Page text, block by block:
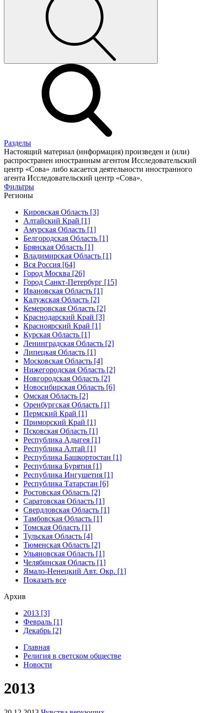
Разделы
Настоящий материал (информация) произведен и (или)
распространен иностранным агентом Исследовательский
центр «Сова» либо касается деятельности иностранного
агента Исследовательский центр «Сова».
Фильтры
Регионы
Кировская Область [3]
Алтайский Край [1]
Амурская Область [1]
Белгородская Область [1]
Брянская Область [1]
Владимирская Область [1]
Вся Россия [64]
Город Москва [26]
Город Санкт-Петербург [15]
Ивановская Область [1]
Калужская Область [2]
Кемеровская Область [2]
Краснодарский Край [3]
Красноярский Край [1]
Курская Область [1]
Ленинградская Область [2]
Липецкая Область [1]
Московская Область [4]
Нижегородская Область [2]
Новгородская Область [2]
Новосибирская Область [6]
Омская Область [2]
Оренбургская Область [1]
Пермский Край [1]
Приморский Край [1]
Псковская Область [1]
Республика Адыгея [1]
Республика Алтай [1]
Республика Башкортостан [1]
Республика Бурятия [1]
Республика Ингушетия [1]
Республика Татарстан [6]
Ростовская Область [2]
Саратовская Область [1]
Свердловская Область [1]
Тамбовская Область [1]
Томская Область [1]
Тульская Область [4]
Тюменская Область [2]
Ульяновская Область [1]
Челябинская Область [1]
Ямало-Ненецкий Авт. Окр. [1]
Показать все
Архив
2013 [3]
Февраль [1]
Декабрь [2]
Главная
Религия в светском обществе
Новости
2013